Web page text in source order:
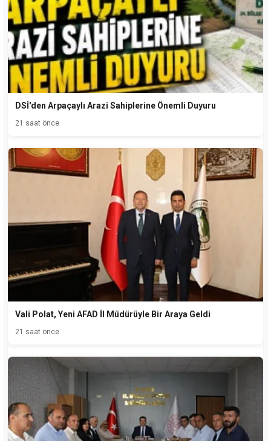
DSİ'den Arpaçaylı Arazi Sahiplerine Önemli Duyuru
21 saat önce
Vali Polat, Yeni AFAD İl Müdürüyle Bir Araya Geldi
21 saat önce